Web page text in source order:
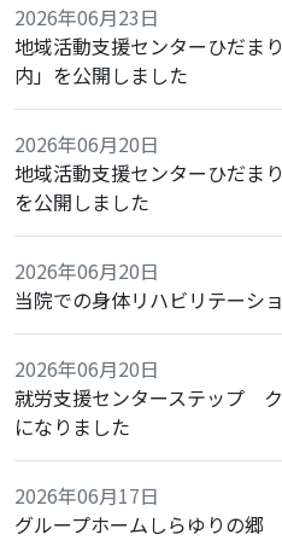
2026年06月23日
地域活動支援センターひだ
内」を公開しました
2026年06月20日
地域活動支援センターひだま
を公開しました
2026年06月20日
当院での身体リハビリテーシ
2026年06月20日
就労支援センターステップ
になりました
2026年06月17日
グループホームしらゆりの郷